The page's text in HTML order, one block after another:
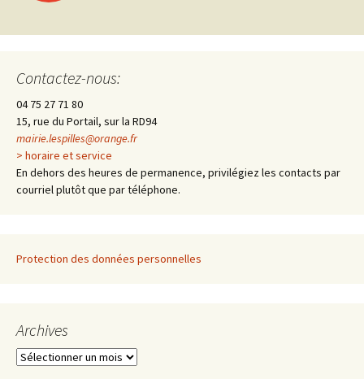
des
articles
Contactez-nous:
04 75 27 71 80
15, rue du Portail, sur la RD94
mairie.lespilles@orange.fr
> horaire et service
En dehors des heures de permanence, privilégiez les contacts par
courriel plutôt que par téléphone.
Protection des données personnelles
Archives
A